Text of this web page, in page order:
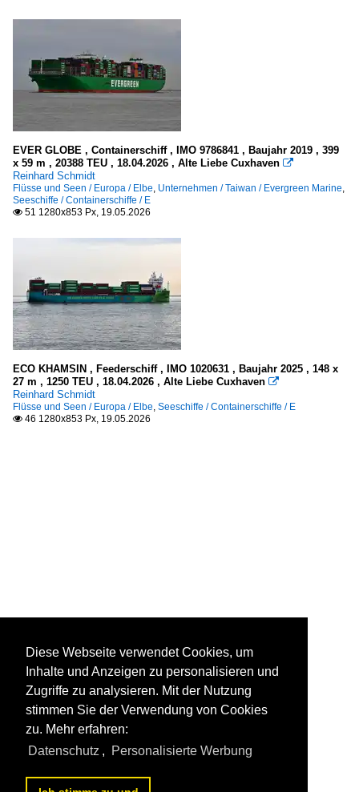
EVER GLOBE , Containerschiff , IMO 9786841 , Baujahr 2019 , 399
x 59 m , 20388 TEU , 18.04.2026 , Alte Liebe Cuxhaven 
Reinhard Schmidt
Flüsse und Seen / Europa / Elbe, Unternehmen / Taiwan / Evergreen Marine,
Seeschiffe / Containerschiffe / E
 51 1280x853 Px, 19.05.2026
ECO KHAMSIN , Feederschiff , IMO 1020631 , Baujahr 2025 , 148 x
27 m , 1250 TEU , 18.04.2026 , Alte Liebe Cuxhaven 
Reinhard Schmidt
Flüsse und Seen / Europa / Elbe, Seeschiffe / Containerschiffe / E
 46 1280x853 Px, 19.05.2026
Diese Webseite verwendet Cookies, um
Inhalte und Anzeigen zu personalisieren und
Zugriffe zu analysieren. Mit der Nutzung
stimmen Sie der Verwendung von Cookies
zu. Mehr erfahren:
Datenschutz , Personalisierte Werbung